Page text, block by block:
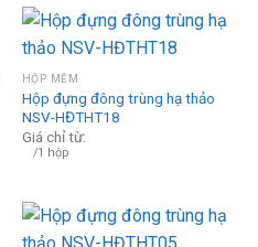
HỘP MỀM
Hộp đựng đông trùng hạ thảo
NSV-HĐTHT18
Giá chỉ từ:
/1 hộp